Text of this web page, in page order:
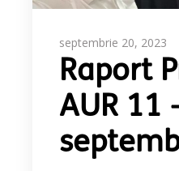
septembrie 20, 2023
Raport
AUR 11